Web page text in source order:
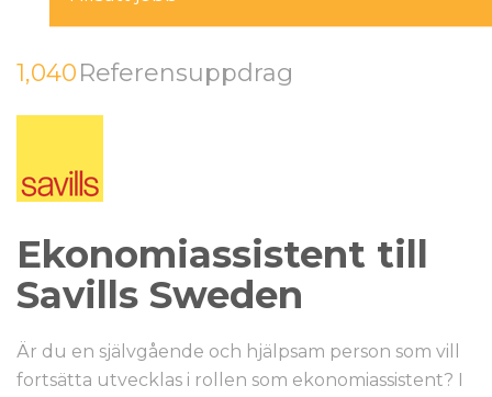
1,040Referensuppdrag
Ekonomiassistent till
Savills Sweden
Är du en självgående och hjälpsam person som vill
fortsätta utvecklas i rollen som ekonomiassistent? I